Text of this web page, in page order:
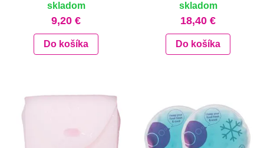
skladom
9,20 €
Do košíka
skladom
18,40 €
Do košíka